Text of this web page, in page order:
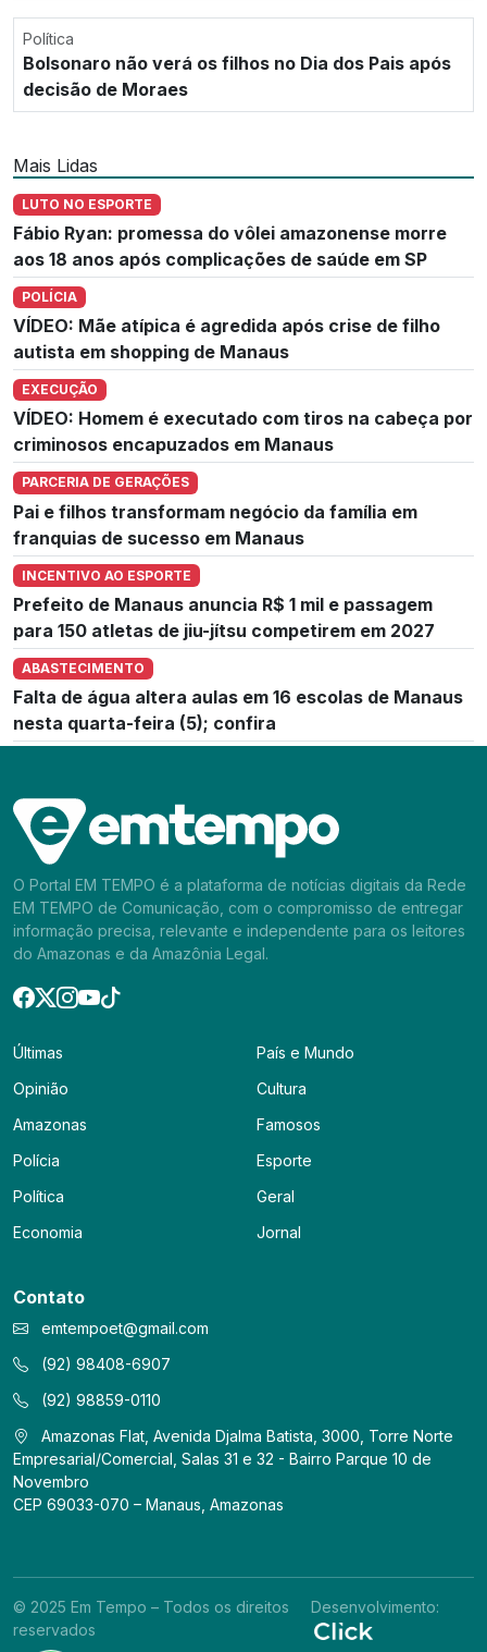
Política
Bolsonaro não verá os filhos no Dia dos Pais após
decisão de Moraes
Mais Lidas
LUTO NO ESPORTE
Fábio Ryan: promessa do vôlei amazonense morre
aos 18 anos após complicações de saúde em SP
POLÍCIA
VÍDEO: Mãe atípica é agredida após crise de filho
autista em shopping de Manaus
EXECUÇÃO
VÍDEO: Homem é executado com tiros na cabeça por
criminosos encapuzados em Manaus
PARCERIA DE GERAÇÕES
Pai e filhos transformam negócio da família em
franquias de sucesso em Manaus
INCENTIVO AO ESPORTE
Prefeito de Manaus anuncia R$ 1 mil e passagem
para 150 atletas de jiu-jítsu competirem em 2027
ABASTECIMENTO
Falta de água altera aulas em 16 escolas de Manaus
nesta quarta-feira (5); confira
O Portal EM TEMPO é a plataforma de notícias digitais da Rede
EM TEMPO de Comunicação, com o compromisso de entregar
informação precisa, relevante e independente para os leitores
do Amazonas e da Amazônia Legal.
Últimas
Opinião
Amazonas
Polícia
Política
Economia
País e Mundo
Cultura
Famosos
Esporte
Geral
Jornal
Contato
emtempoet@gmail.com
(92) 98408-6907
(92) 98859-0110
Amazonas Flat, Avenida Djalma Batista, 3000, Torre Norte
Empresarial/Comercial, Salas 31 e 32 - Bairro Parque 10 de
Novembro
CEP 69033-070 – Manaus, Amazonas
© 2025 Em Tempo – Todos os direitos
reservados
Desenvolvimento: